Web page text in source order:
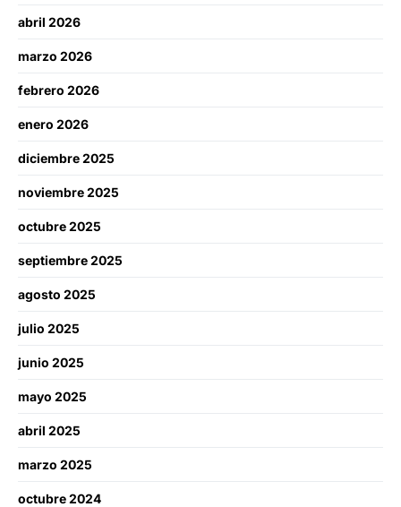
abril 2026
marzo 2026
febrero 2026
enero 2026
diciembre 2025
noviembre 2025
octubre 2025
septiembre 2025
agosto 2025
julio 2025
junio 2025
mayo 2025
abril 2025
marzo 2025
octubre 2024